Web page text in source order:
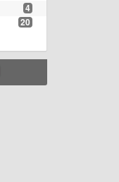
4
20